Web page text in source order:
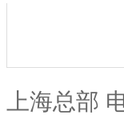
上海总部